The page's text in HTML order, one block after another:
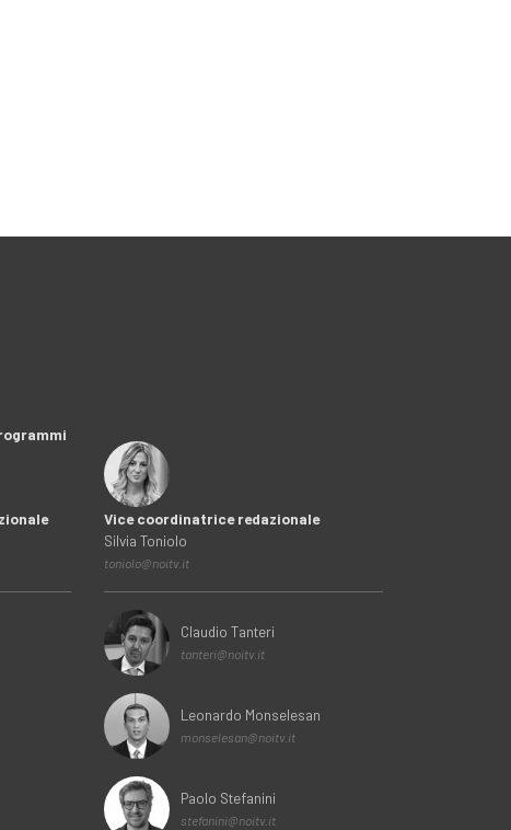
Vice coordinatrice redazionale
Silvia Toniolo
toniolo@noitv.it
Claudio Tanteri
tanteri@noitv.it
Leonardo Monselesan
monselesan@noitv.it
Paolo Stefanini
stefanini@noitv.it